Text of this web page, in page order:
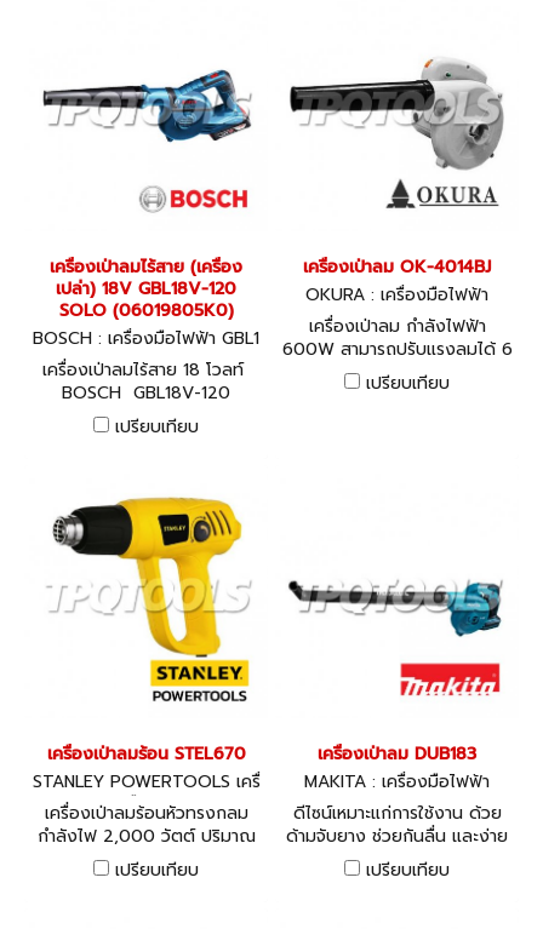
เครื่องเป่าลมไร้สาย (เครื่อง
เปล่า) 18V GBL18V-120
SOLO (06019805K0)
BOSCH : เครื่องมือไฟฟ้า GBL1
8V-120 SOLO (06019805K
0)
เครื่องเป่าลมไร้สาย 18 โวลท์
BOSCH GBL18V-120
SOLO Professional (เครื่อง
เปล่า)
เปรียบเทียบ
เครื่องเป่าลม OK-4014BJ
OKURA : เครื่องมือไฟฟ้า
เครื่องเป่าลม กำลังไฟฟ้า
600W สามารถปรับแรงลมได้ 6
ระดับ ความเร็วรอบขณะหมุน
เปล่า 13000 รอบ/นาที
เปรียบเทียบ
เครื่องเป่าลมร้อน STEL670
STANLEY POWERTOOLS เครื่
องมือไฟฟ้า
เครื่องเป่าลมร้อนหัวทรงกลม
กำลังไฟ 2,000 วัตต์ ปริมาณ
ลมแบบ 2 ระดับ และการตั้งค่า
อุณหภูมิที่หลากหลายเพื่อตอบ
เปรียบเทียบ
เครื่องเป่าลม DUB183
MAKITA : เครื่องมือไฟฟ้า
ดีไซน์เหมาะแก่การใช้งาน ด้วย
ด้ามจับยาง ช่วยกันลื่น และง่าย
ต่อการควบคุม
เปรียบเทียบ